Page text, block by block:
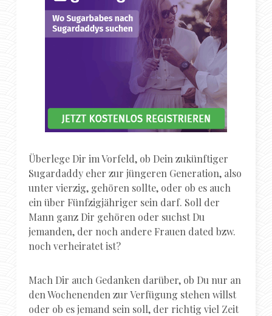
Überlege Dir im Vorfeld, ob Dein zukünftiger
Sugardaddy eher zur jüngeren Generation, also
unter vierzig, gehören sollte, oder ob es auch
ein über Fünfzigjähriger sein darf. Soll der
Mann ganz Dir gehören oder suchst Du
jemanden, der noch andere Frauen dated bzw.
noch verheiratet ist?
Mach Dir auch Gedanken darüber, ob Du nur an
den Wochenenden zur Verfügung stehen willst
oder ob es jemand sein soll, der richtig viel Zeit